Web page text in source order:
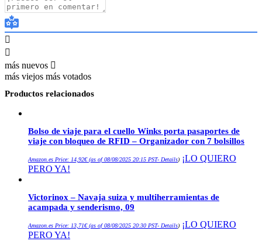
más nuevos
más viejos más votados
Productos relacionados
Bolso de viaje para el cuello Winks porta pasaportes de
viaje con bloqueo de RFID – Organizador con 7 bolsillos
Amazon.es Price: 14,92€(as of 08/08/2025 20:15 PST- Details) ¡LO QUIERO
PERO YA!
Victorinox – Navaja suiza y multiherramientas de
acampada y senderismo, 09
Amazon.es Price: 13,71€(as of 08/08/2025 20:30 PST- Details) ¡LO QUIERO
PERO YA!